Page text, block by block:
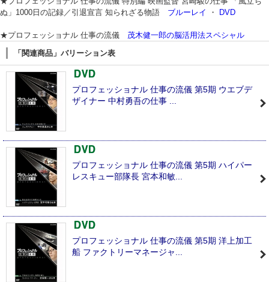
ぬ」1000日の記録／引退宣言 知られざる物語 ブルーレイ ・ DVD
★プロフェッショナル 仕事の流儀 茂木健一郎の脳活用法スペシャル
「関連商品」バリーション表
プロフェッショナル 仕事の流儀 第5期 ウエブデ
ザイナー 中村勇吾の仕事 ...
プロフェッショナル 仕事の流儀 第5期 ハイパー
レスキュー部隊長 宮本和敏...
プロフェッショナル 仕事の流儀 第5期 洋上加工
船 ファクトリーマネージャ...